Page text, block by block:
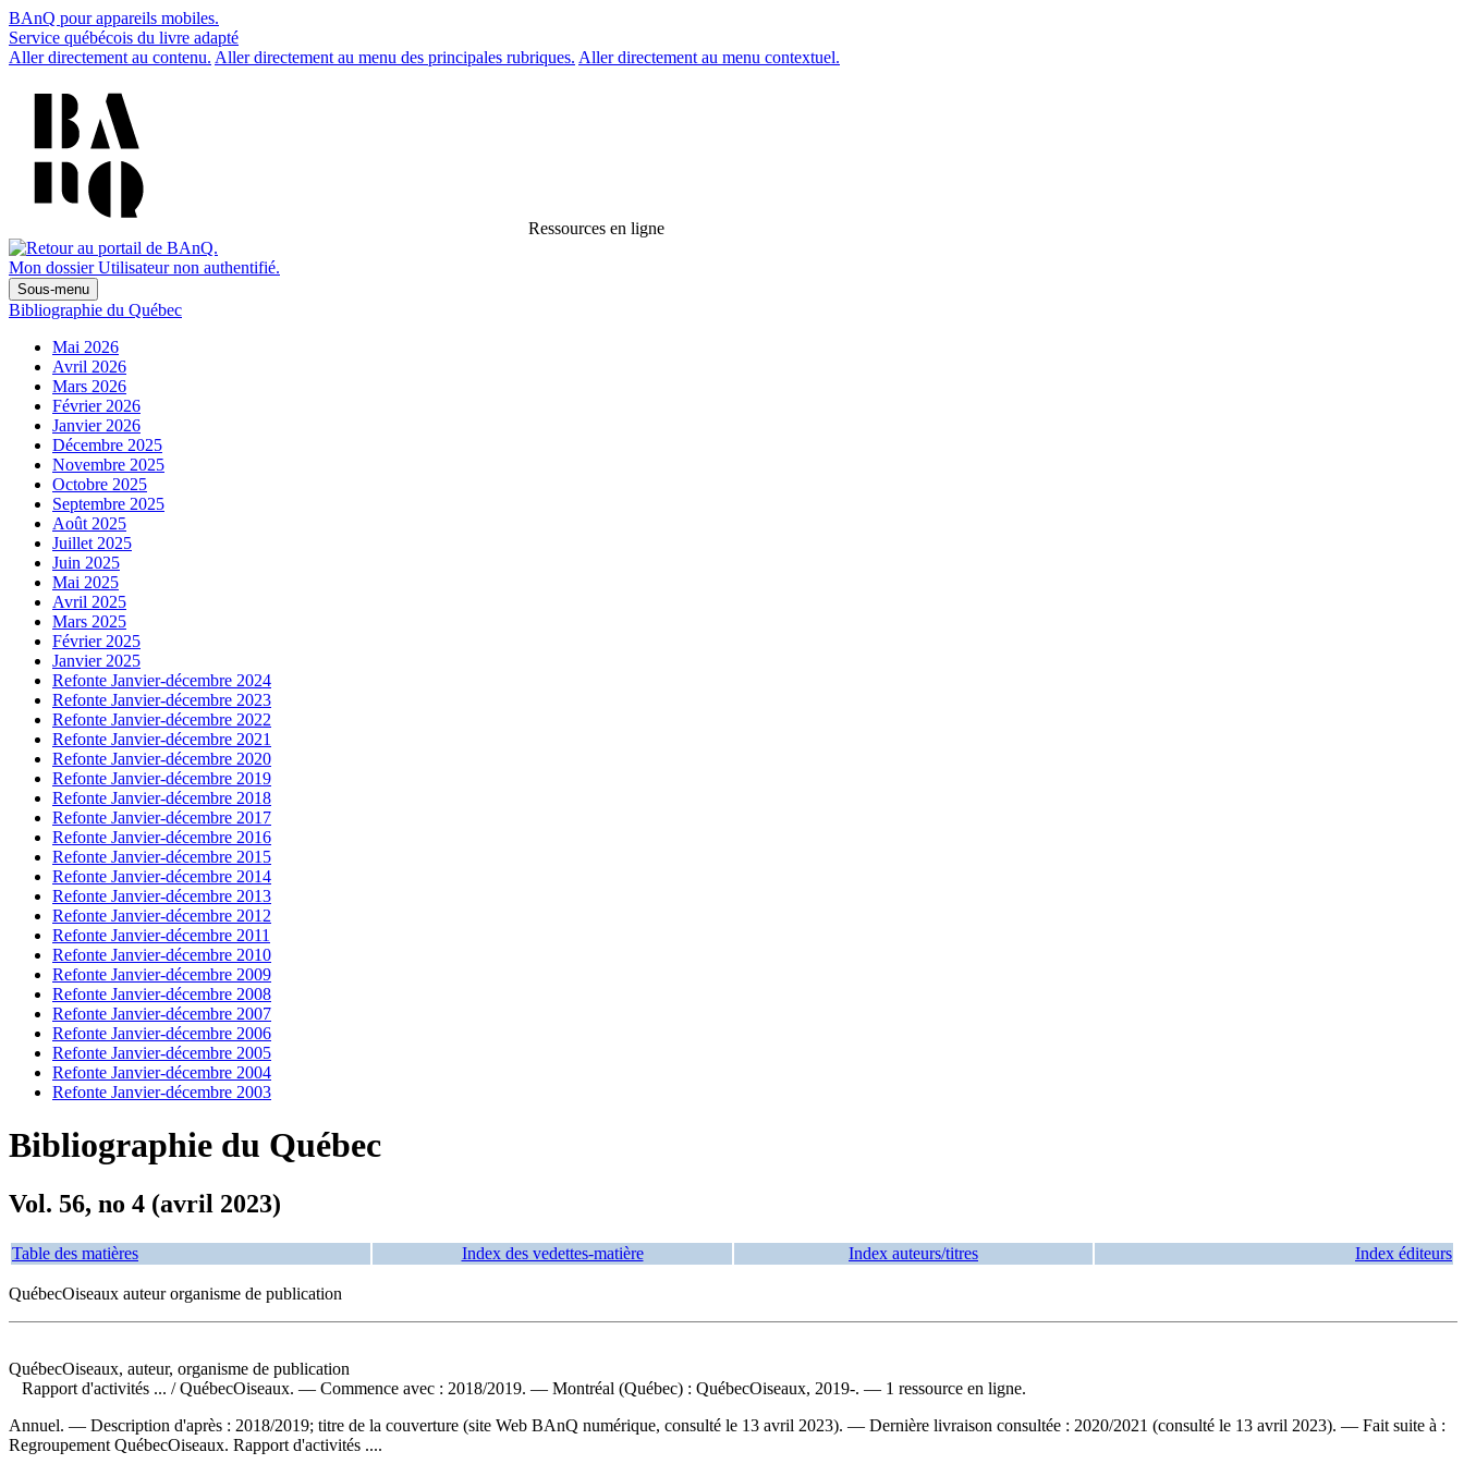
BAnQ pour appareils mobiles.
Service québécois du livre adapté
Aller directement au contenu. Aller directement au menu des principales rubriques. Aller directement au menu contextuel.
Ressources en ligne
Mon dossier Utilisateur non authentifié.
Sous-menu
Bibliographie du Québec
Mai 2026
Avril 2026
Mars 2026
Février 2026
Janvier 2026
Décembre 2025
Novembre 2025
Octobre 2025
Septembre 2025
Août 2025
Juillet 2025
Juin 2025
Mai 2025
Avril 2025
Mars 2025
Février 2025
Janvier 2025
Refonte Janvier-décembre 2024
Refonte Janvier-décembre 2023
Refonte Janvier-décembre 2022
Refonte Janvier-décembre 2021
Refonte Janvier-décembre 2020
Refonte Janvier-décembre 2019
Refonte Janvier-décembre 2018
Refonte Janvier-décembre 2017
Refonte Janvier-décembre 2016
Refonte Janvier-décembre 2015
Refonte Janvier-décembre 2014
Refonte Janvier-décembre 2013
Refonte Janvier-décembre 2012
Refonte Janvier-décembre 2011
Refonte Janvier-décembre 2010
Refonte Janvier-décembre 2009
Refonte Janvier-décembre 2008
Refonte Janvier-décembre 2007
Refonte Janvier-décembre 2006
Refonte Janvier-décembre 2005
Refonte Janvier-décembre 2004
Refonte Janvier-décembre 2003
Bibliographie du Québec
Vol. 56, no 4 (avril 2023)
Table des matières Index des vedettes-matière Index auteurs/titres Index éditeurs
QuébecOiseaux auteur organisme de publication
QuébecOiseaux, auteur, organisme de publication
Rapport d'activités ... / QuébecOiseaux. — Commence avec : 2018/2019. — Montréal (Québec) : QuébecOiseaux, 2019-. — 1 ressource en ligne.
Annuel. — Description d'après : 2018/2019; titre de la couverture (site Web BAnQ numérique, consulté le 13 avril 2023). — Dernière livraison consultée : 2020/2021 (consulté le 13 avril 2023). — Fait suite à :
Regroupement QuébecOiseaux. Rapport d'activités ....